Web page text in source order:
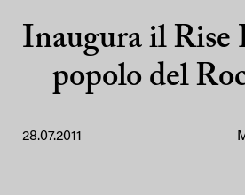
Inaugura il Rise
popolo del
28.07.2011